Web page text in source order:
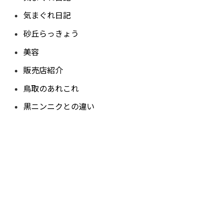
気まぐれ日記
砂丘らっきょう
美容
販売店紹介
鳥取のあれこれ
黒ニンニクとの違い